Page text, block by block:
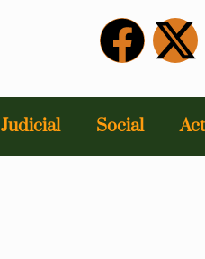
Judicial Social